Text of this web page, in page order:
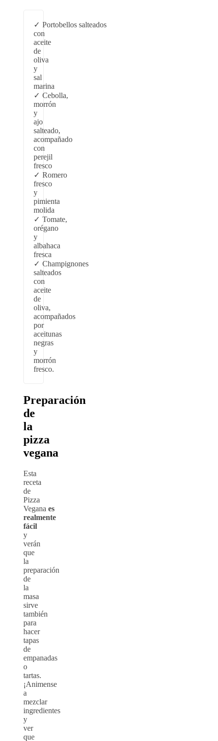
Portobellos salteados
con
aceite
de
oliva
y
sal
marina
Cebolla,
morrón
y
ajo
salteado,
acompañado
con
perejil
fresco
Romero
fresco
y
pimienta
molida
Tomate,
orégano
y
albahaca
fresca
Champignones
salteados
con
aceite
de
oliva,
acompañados
por
aceitunas
negras
y
morrón
fresco.
Preparación
de
la
pizza
vegana
Esta
receta
de
Pizza
Vegana es
realmente
fácil
y
verán
que
la
preparación
de
la
masa
sirve
también
para
hacer
tapas
de
empanadas
o
tartas.
¡Animense
a
mezclar
ingredientes
y
ver
que